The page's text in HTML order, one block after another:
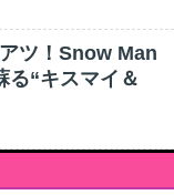
ツ！Snow Man
る“キスマイ＆